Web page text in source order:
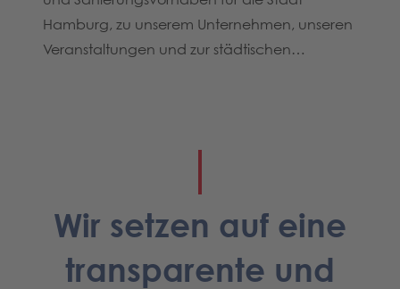
Hamburg, zu unserem Unternehmen, unseren
Veranstaltungen und zur städtischen
Channels und wir beantworten gerne Ihre
Wir setzen auf eine
transparente und